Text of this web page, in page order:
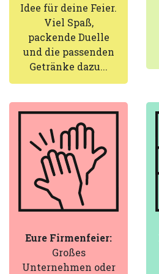
Idee für deine Feier.
Viel Spaß,
packende Duelle
und die passenden
Getränke dazu...
Eure Firmenfeier:
Großes
Unternehmen oder